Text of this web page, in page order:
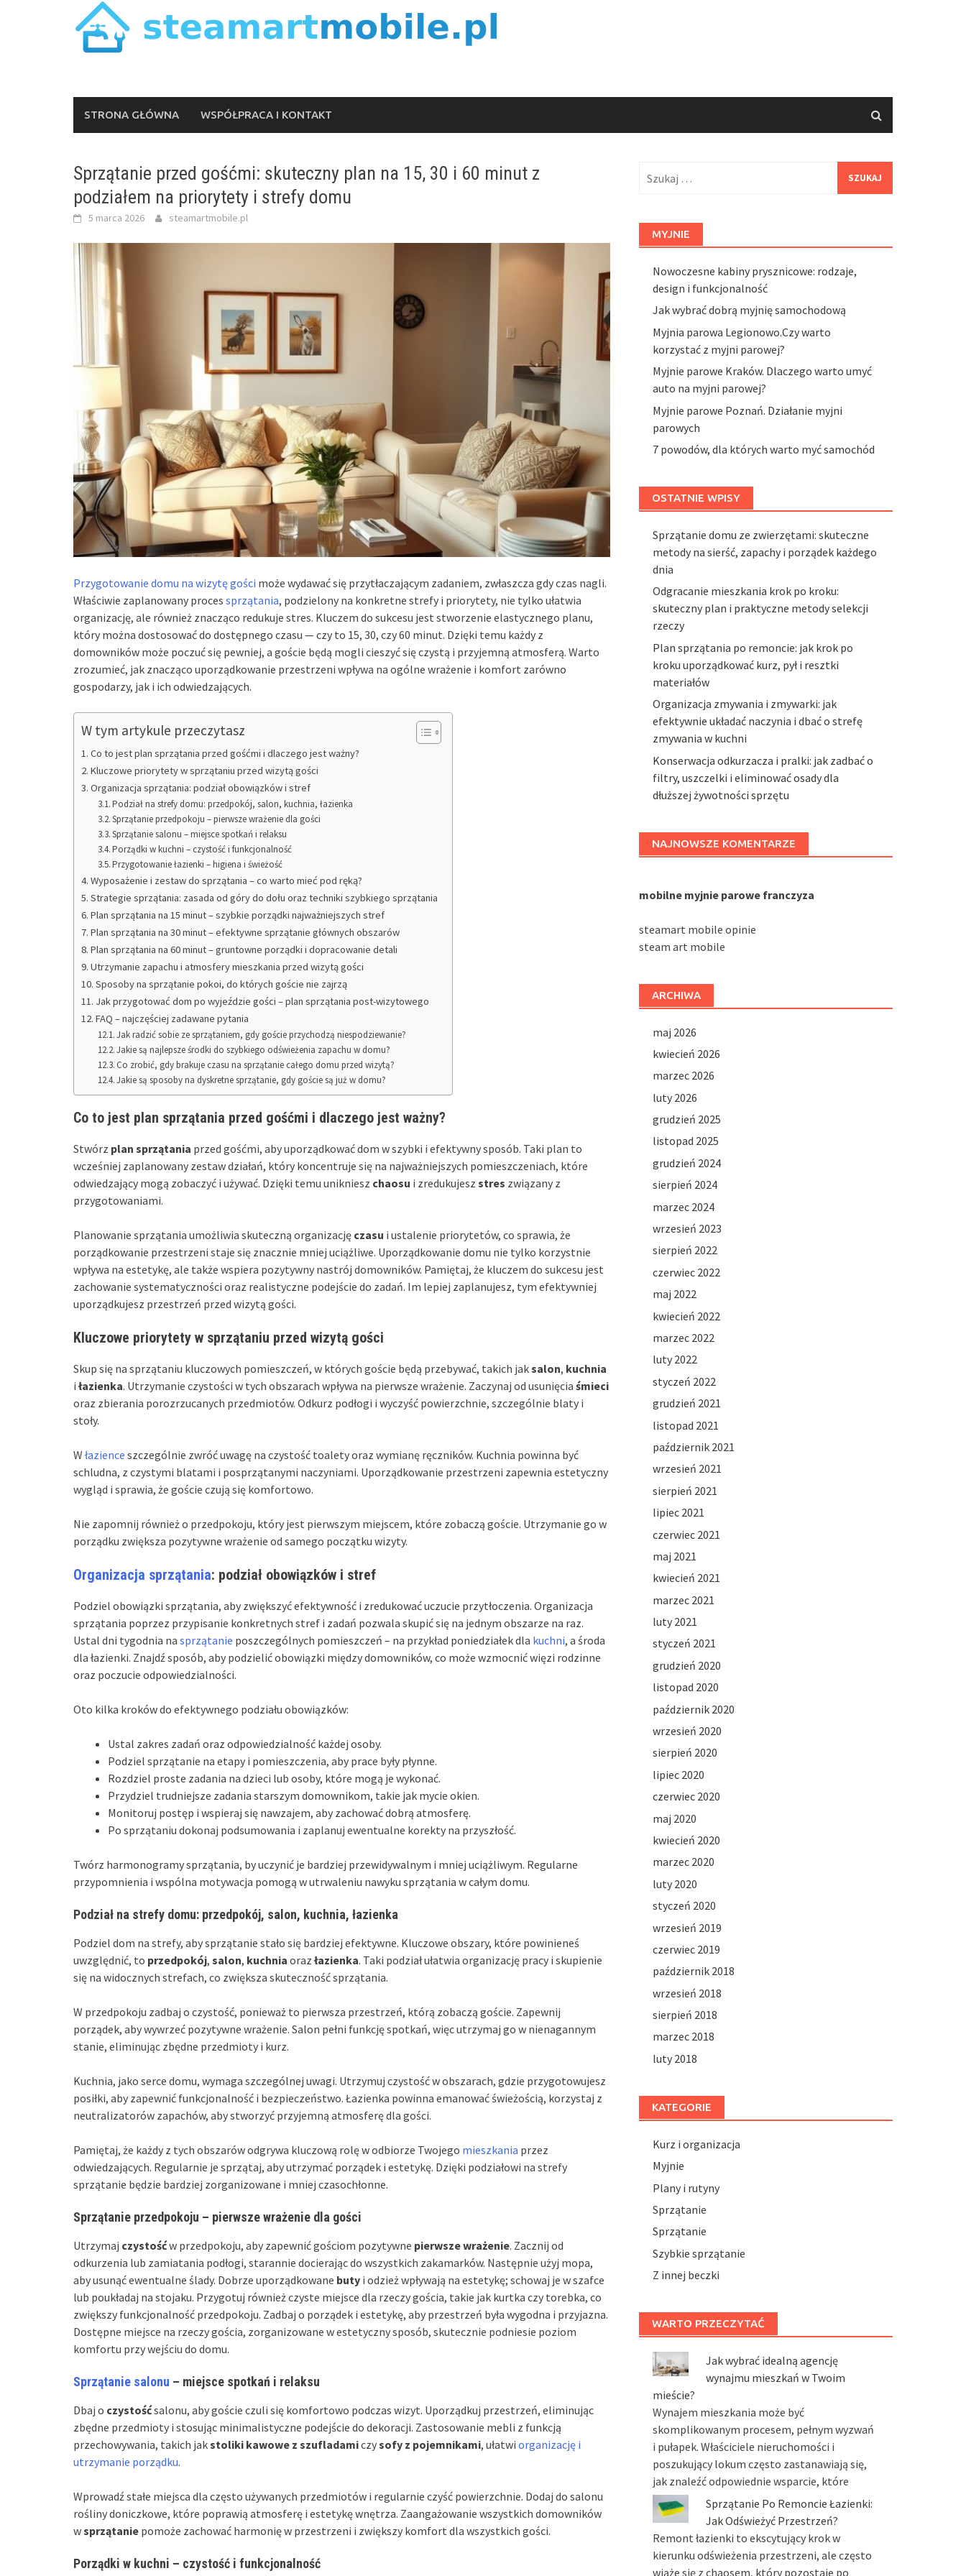
STRONA GŁÓWNA WSPÓŁPRACA I KONTAKT
Sprzątanie przed gośćmi: skuteczny plan na 15, 30 i 60 minut z
podziałem na priorytety i strefy domu
5 marca 2026 steamartmobile.pl
Przygotowanie domu na wizytę gości może wydawać się przytłaczającym zadaniem, zwłaszcza gdy czas nagli.
Właściwie zaplanowany proces sprzątania, podzielony na konkretne strefy i priorytety, nie tylko ułatwia
organizację, ale również znacząco redukuje stres. Kluczem do sukcesu jest stworzenie elastycznego planu,
który można dostosować do dostępnego czasu — czy to 15, 30, czy 60 minut. Dzięki temu każdy z
domowników może poczuć się pewniej, a goście będą mogli cieszyć się czystą i przyjemną atmosferą. Warto
zrozumieć, jak znacząco uporządkowanie przestrzeni wpływa na ogólne wrażenie i komfort zarówno
gospodarzy, jak i ich odwiedzających.
W tym artykule przeczytasz
Co to jest plan sprzątania przed gośćmi i dlaczego jest ważny?
Kluczowe priorytety w sprzątaniu przed wizytą gości
Organizacja sprzątania: podział obowiązków i stref
Podział na strefy domu: przedpokój, salon, kuchnia, łazienka
Sprzątanie przedpokoju – pierwsze wrażenie dla gości
Sprzątanie salonu – miejsce spotkań i relaksu
Porządki w kuchni – czystość i funkcjonalność
Przygotowanie łazienki – higiena i świeżość
Wyposażenie i zestaw do sprzątania – co warto mieć pod ręką?
Strategie sprzątania: zasada od góry do dołu oraz techniki szybkiego sprzątania
Plan sprzątania na 15 minut – szybkie porządki najważniejszych stref
Plan sprzątania na 30 minut – efektywne sprzątanie głównych obszarów
Plan sprzątania na 60 minut – gruntowne porządki i dopracowanie detali
Utrzymanie zapachu i atmosfery mieszkania przed wizytą gości
Sposoby na sprzątanie pokoi, do których goście nie zajrzą
Jak przygotować dom po wyjeździe gości – plan sprzątania post-wizytowego
FAQ – najczęściej zadawane pytania
Jak radzić sobie ze sprzątaniem, gdy goście przychodzą niespodziewanie?
Jakie są najlepsze środki do szybkiego odświeżenia zapachu w domu?
Co zrobić, gdy brakuje czasu na sprzątanie całego domu przed wizytą?
Jakie są sposoby na dyskretne sprzątanie, gdy goście są już w domu?
Co to jest plan sprzątania przed gośćmi i dlaczego jest ważny?
Stwórz plan sprzątania przed gośćmi, aby uporządkować dom w szybki i efektywny sposób. Taki plan to
wcześniej zaplanowany zestaw działań, który koncentruje się na najważniejszych pomieszczeniach, które
odwiedzający mogą zobaczyć i używać. Dzięki temu unikniesz chaosu i zredukujesz stres związany z
przygotowaniami.
Planowanie sprzątania umożliwia skuteczną organizację czasu i ustalenie priorytetów, co sprawia, że
porządkowanie przestrzeni staje się znacznie mniej uciążliwe. Uporządkowanie domu nie tylko korzystnie
wpływa na estetykę, ale także wspiera pozytywny nastrój domowników. Pamiętaj, że kluczem do sukcesu jest
zachowanie systematyczności oraz realistyczne podejście do zadań. Im lepiej zaplanujesz, tym efektywniej
uporządkujesz przestrzeń przed wizytą gości.
Kluczowe priorytety w sprzątaniu przed wizytą gości
Skup się na sprzątaniu kluczowych pomieszczeń, w których goście będą przebywać, takich jaksalon, kuchnia
i łazienka. Utrzymanie czystości w tych obszarach wpływa na pierwsze wrażenie. Zaczynaj od usunięcia śmieci
oraz zbierania porozrzucanych przedmiotów. Odkurz podłogi i wyczyść powierzchnie, szczególnie blaty i
stoły.
W łazience szczególnie zwróć uwagę na czystość toalety oraz wymianę ręczników. Kuchnia powinna być
schludna, z czystymi blatami i posprzątanymi naczyniami. Uporządkowanie przestrzeni zapewnia estetyczny
wygląd i sprawia, że goście czują się komfortowo.
Nie zapomnij również o przedpokoju, który jest pierwszym miejscem, które zobaczą goście. Utrzymanie go w
porządku zwiększa pozytywne wrażenie od samego początku wizyty.
Organizacja sprzątania: podział obowiązków i stref
Podziel obowiązki sprzątania, aby zwiększyć efektywność i zredukować uczucie przytłoczenia. Organizacja
sprzątania poprzez przypisanie konkretnych stref i zadań pozwala skupić się na jednym obszarze na raz.
Ustal dni tygodnia na sprzątanie poszczególnych pomieszczeń – na przykład poniedziałek dla kuchni, a środa
dla łazienki. Znajdź sposób, aby podzielić obowiązki między domowników, co może wzmocnić więzi rodzinne
oraz poczucie odpowiedzialności.
Oto kilka kroków do efektywnego podziału obowiązków:
Ustal zakres zadań oraz odpowiedzialność każdej osoby.
Podziel sprzątanie na etapy i pomieszczenia, aby prace były płynne.
Rozdziel proste zadania na dzieci lub osoby, które mogą je wykonać.
Przydziel trudniejsze zadania starszym domownikom, takie jak mycie okien.
Monitoruj postęp i wspieraj się nawzajem, aby zachować dobrą atmosferę.
Po sprzątaniu dokonaj podsumowania i zaplanuj ewentualne korekty na przyszłość.
Twórz harmonogramy sprzątania, by uczynić je bardziej przewidywalnym i mniej uciążliwym. Regularne
przypomnienia i wspólna motywacja pomogą w utrwaleniu nawyku sprzątania w całym domu.
Podział na strefy domu: przedpokój, salon, kuchnia, łazienka
Podziel dom na strefy, aby sprzątanie stało się bardziej efektywne. Kluczowe obszary, które powinieneś
uwzględnić, to przedpokój, salon, kuchnia oraz łazienka. Taki podział ułatwia organizację pracy i skupienie
się na widocznych strefach, co zwiększa skuteczność sprzątania.
W przedpokoju zadbaj o czystość, ponieważ to pierwsza przestrzeń, którą zobaczą goście. Zapewnij
porządek, aby wywrzeć pozytywne wrażenie. Salon pełni funkcję spotkań, więc utrzymaj go w nienagannym
stanie, eliminując zbędne przedmioty i kurz.
Kuchnia, jako serce domu, wymaga szczególnej uwagi. Utrzymuj czystość w obszarach, gdzie przygotowujesz
posiłki, aby zapewnić funkcjonalność i bezpieczeństwo. Łazienka powinna emanować świeżością, korzystaj z
neutralizatorów zapachów, aby stworzyć przyjemną atmosferę dla gości.
Pamiętaj, że każdy z tych obszarów odgrywa kluczową rolę w odbiorze Twojego mieszkania przez
odwiedzających. Regularnie je sprzątaj, aby utrzymać porządek i estetykę. Dzięki podziałowi na strefy
sprzątanie będzie bardziej zorganizowane i mniej czasochłonne.
Sprzątanie przedpokoju – pierwsze wrażenie dla gości
Utrzymaj czystośćw przedpokoju, aby zapewnić gościom pozytywne pierwsze wrażenie. Zacznij od
odkurzenia lub zamiatania podłogi, starannie docierając do wszystkich zakamarków. Następnie użyj mopa,
aby usunąć ewentualne ślady. Dobrze uporządkowane buty i odzież wpływają na estetykę; schowaj je w szafce
lub poukładaj na stojaku. Przygotuj również czyste miejsce dla rzeczy gościa, takie jak kurtka czy torebka, co
zwiększy funkcjonalność przedpokoju. Zadbaj o porządek i estetykę, aby przestrzeń była wygodna i przyjazna.
Dostępne miejsce na rzeczy gościa, zorganizowane w estetyczny sposób, skutecznie podniesie poziom
komfortu przy wejściu do domu.
Sprzątanie salonu – miejsce spotkań i relaksu
Dbaj o czystośćsalonu, aby goście czuli się komfortowo podczas wizyt. Uporządkuj przestrzeń, eliminując
zbędne przedmioty i stosując minimalistyczne podejście do dekoracji. Zastosowanie mebli z funkcją
przechowywania, takich jakstoliki kawowe z szufladamiczysofy z pojemnikami, ułatwi organizację i
utrzymanie porządku.
Wprowadź stałe miejsca dla często używanych przedmiotów i regularnie czyść powierzchnie. Dodaj do salonu
rośliny doniczkowe, które poprawią atmosferę i estetykę wnętrza. Zaangażowanie wszystkich domowników
wsprzątanie pomoże zachować harmonię w przestrzeni i zwiększy komfort dla wszystkich gości.
Porządki w kuchni – czystość i funkcjonalność
MYJNIE
Nowoczesne kabiny prysznicowe: rodzaje,
design i funkcjonalność
Jak wybrać dobrą myjnię samochodową
Myjnia parowa Legionowo.Czy warto
korzystać z myjni parowej?
Myjnie parowe Kraków. Dlaczego warto umyć
auto na myjni parowej?
Myjnie parowe Poznań. Działanie myjni
parowych
7 powodów, dla których warto myć samochód
OSTATNIE WPISY
Sprzątanie domu ze zwierzętami: skuteczne
metody na sierść, zapachy i porządek każdego
dnia
Odgracanie mieszkania krok po kroku:
skuteczny plan i praktyczne metody selekcji
rzeczy
Plan sprzątania po remoncie: jak krok po
kroku uporządkować kurz, pył i resztki
materiałów
Organizacja zmywania i zmywarki: jak
efektywnie układać naczynia i dbać o strefę
zmywania w kuchni
Konserwacja odkurzacza i pralki: jak zadbać o
filtry, uszczelki i eliminować osady dla
dłuższej żywotności sprzętu
NAJNOWSZE KOMENTARZE
mobilne myjnie parowe franczyza
steamart mobile opinie
steam art mobile
ARCHIWA
maj 2026
kwiecień 2026
marzec 2026
luty 2026
grudzień 2025
listopad 2025
grudzień 2024
sierpień 2024
marzec 2024
wrzesień 2023
sierpień 2022
czerwiec 2022
maj 2022
kwiecień 2022
marzec 2022
luty 2022
styczeń 2022
grudzień 2021
listopad 2021
październik 2021
wrzesień 2021
sierpień 2021
lipiec 2021
czerwiec 2021
maj 2021
kwiecień 2021
marzec 2021
luty 2021
styczeń 2021
grudzień 2020
listopad 2020
październik 2020
wrzesień 2020
sierpień 2020
lipiec 2020
czerwiec 2020
maj 2020
kwiecień 2020
marzec 2020
luty 2020
styczeń 2020
wrzesień 2019
czerwiec 2019
październik 2018
wrzesień 2018
sierpień 2018
marzec 2018
luty 2018
KATEGORIE
Kurz i organizacja
Myjnie
Plany i rutyny
Sprzątanie
Sprzątanie
Szybkie sprzątanie
Z innej beczki
WARTO PRZECZYTAĆ
Jak wybrać idealną agencję
wynajmu mieszkań w Twoim
mieście?
Wynajem mieszkania może być
skomplikowanym procesem, pełnym wyzwań
i pułapek. Właściciele nieruchomości i
poszukujący lokum często zastanawiają się,
jak znaleźć odpowiednie wsparcie, które
Sprzątanie Po Remoncie Łazienki:
Jak Odświeżyć Przestrzeń?
Remont łazienki to ekscytujący krok w
kierunku odświeżenia przestrzeni, ale często
wiąże się z chaosem, który pozostaje po